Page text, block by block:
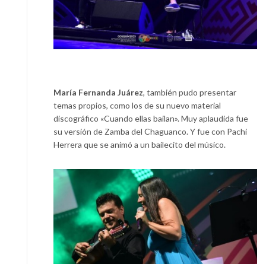
María Fernanda Juárez, también pudo presentar
temas propios, como los de su nuevo material
discográfico «Cuando ellas bailan». Muy aplaudida fue
su versión de Zamba del Chaguanco. Y fue con Pachi
Herrera que se animó a un bailecito del músico.